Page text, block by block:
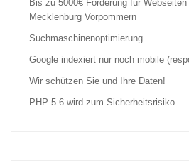
Bis zu 5000€ Förderung für
Mecklenburg Vorpommern
Suchmaschinenoptimierung
Google indexiert nur noch mobile
Wir schützen Sie und Ihre Daten!
PHP 5.6 wird zum Sicherheitsrisiko